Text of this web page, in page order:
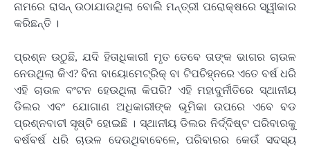
ନାମରେ ରାସନ୍ ଉଠାଯାଉଥିଲା ବୋଲି ମନ୍ତ୍ରୀ ପରୋକ୍ଷରେ ସ୍ୱୀକାର
କରିଛନ୍ତି ।
ପ୍ରଶ୍ନ ଉଠୁଛି, ଯଦି ହିତାଧିକାରୀ ମୃତ ତେବେ ତାଙ୍କ ଭାଗର ଚାଉଳ
ନେଉଥିଲା କିଏ? ବିନା ବାୟୋମେଟ୍ରିକ୍ ବା ଟିପଚିହ୍ନରେ ଏତେ ବର୍ଷ ଧରି
ଏହି ଚାଉଳ ବଂଟନ ହେଉଥିଲା କିପରି? ଏହି ମହାଦୁର୍ନୀତିରେ ସ୍ଥାନୀୟ
ଡିଲର ଏବଂ ଯୋଗାଣ ଅଧିକାରୀଙ୍କ ଭୂମିକା ଉପରେ ଏବେ ବଡ
ପ୍ରଶ୍ନବାଚୀ ସୃଷ୍ଟି ହୋଇଛି । ସ୍ଥାନୀୟ ଡିଲର ନିର୍ଦ୍ଦିଷ୍ଟ ପରିବାରକୁ
ବର୍ଷବର୍ଷ ଧରି ଚାଉଳ ଦେଉଥିବାବେଳେ, ପରିବାରର କେଉଁ ସଦସ୍ୟ